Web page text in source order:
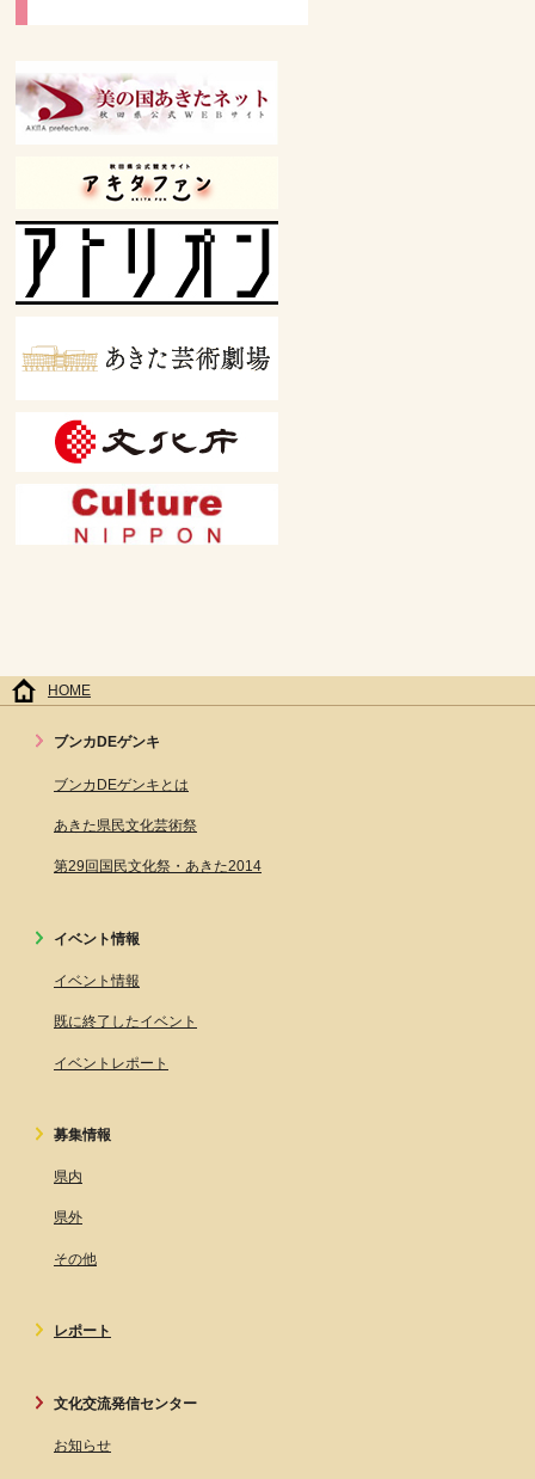
HOME
ブンカDEゲンキ
ブンカDEゲンキとは
あきた県民文化芸術祭
第29回国民文化祭・あきた2014
イベント情報
イベント情報
既に終了したイベント
イベントレポート
募集情報
県内
県外
その他
レポート
文化交流発信センター
お知らせ